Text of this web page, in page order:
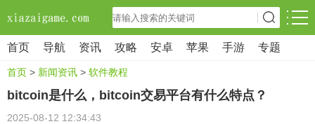
首页 导航 资讯 攻略 安卓 苹果 手游 专题
首页 > 新闻资讯 > 软件教程
bitcoin是什么，bitcoin交易平台有什么特点？
2025-08-12 12:34:43